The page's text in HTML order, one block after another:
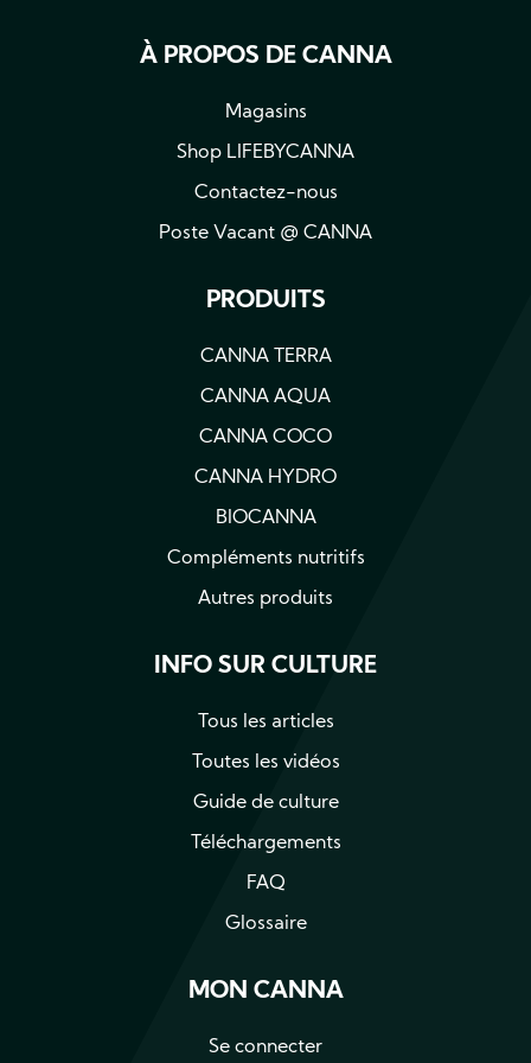
À PROPOS DE CANNA
Magasins
Shop LIFEBYCANNA
Contactez-nous
Poste Vacant @ CANNA
PRODUITS
CANNA TERRA
CANNA AQUA
CANNA COCO
CANNA HYDRO
BIOCANNA
Compléments nutritifs
Autres produits
INFO SUR CULTURE
Tous les articles
Toutes les vidéos
Guide de culture
Téléchargements
FAQ
Glossaire
MON CANNA
Se connecter